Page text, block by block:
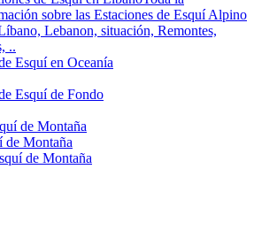
sobre las Estaciones de Esquí Alpino
Lebanon, situación, Remontes,
..
Esquí en Oceanía
Esquí de Fondo
de Montaña
de Montaña
de Montaña